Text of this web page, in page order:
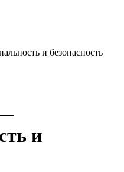
и безопасность
и